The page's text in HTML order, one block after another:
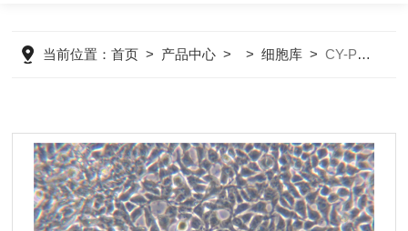
当前位置：首页 > 产品中心 > >细胞库 >CY-PC-H0022人源胃粘膜上皮细胞